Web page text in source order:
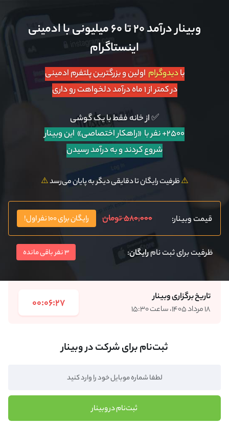
وبینار درآمد ۲۰ تا ۶۰ میلیونی با ادمینی
اینستاگرام
بادیدوگرام اولین و بزرگترین پلتفرم ادمینی
در کمتر از ۱ ماه درآمد دلخواهت رو داری
✅ از خانه فقط با یک گوشی
۲۵۰۰+ نفر با «راهکار اختصاصی»
این وبینار
شروع کردند و به درآمد رسیدن
⚠️ظرفیت رایگان تا دقایقی دیگر به پایان می‌رسد⚠️
قیمت وبینار: ۵۸۰,۰۰۰ تومان رایگان برای ۱۰۰ نفر اول!
ظرفیت برای ثبت نامرایگان: 3 نفر باقی مانده
تاریخ برگزاری وبینار
۱۸ مرداد ۱۴۰۵، ساعت ۱۵:۳۰ 00:06:27
ثبت‌نام برای شرکت در وبینار
ثبت‌نام در وبینار